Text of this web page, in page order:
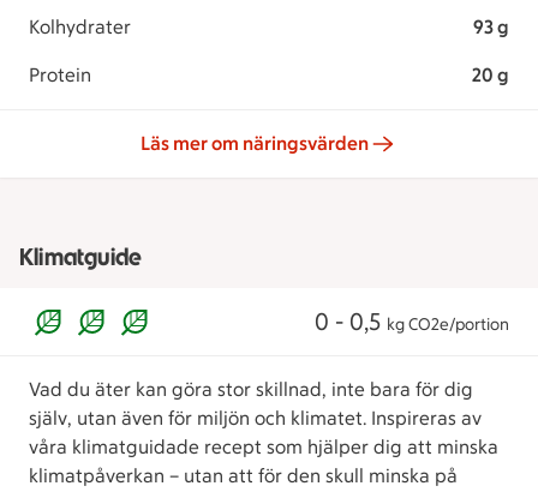
Kolhydrater 93 g
Protein 20 g
Läs mer om näringsvärden
Klimatguide
0 - 0,5 kg CO2e/portion
Vad du äter kan göra stor skillnad, inte bara för dig
själv, utan även för miljön och klimatet. Inspireras av
våra klimatguidade recept som hjälper dig att minska
klimatpåverkan – utan att för den skull minska på